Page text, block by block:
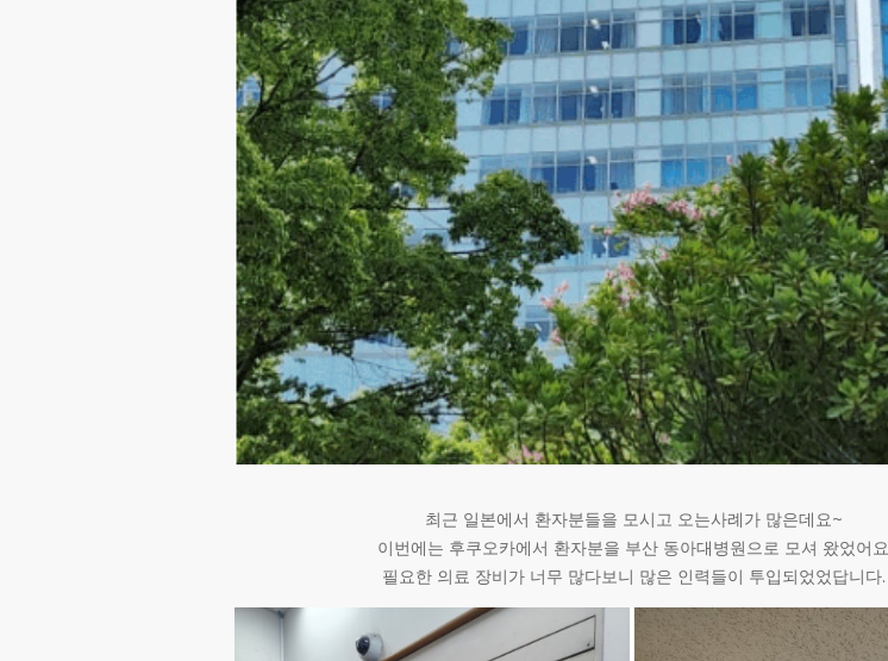
최근 일본에서 환자분들을 모시고 오는사례가 많은데요~
이번에는 후쿠오카에서 환자분을 부산 동아대병원으로 모셔 왔었어요
필요한 의료 장비가 너무 많다보니 많은 인력들이 투입되었었답니다.